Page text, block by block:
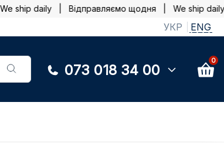
daily |Відправляємо щодня | We ship daily |
УКР ENG
073 018 34 00
0